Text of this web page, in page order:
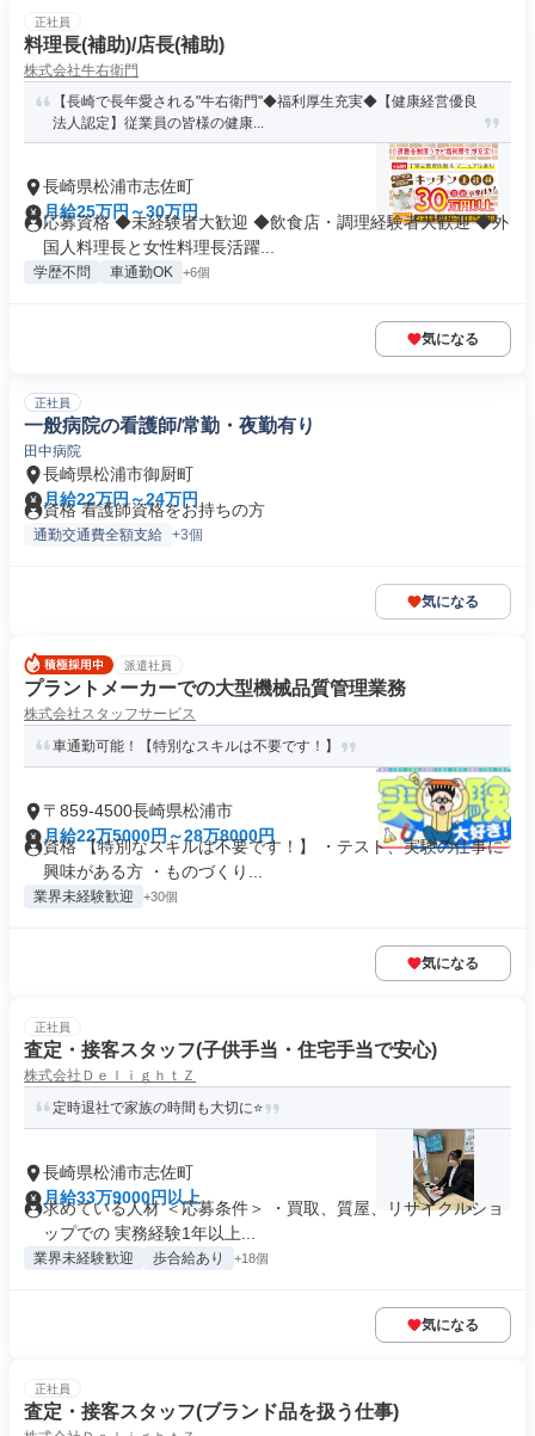
正社員
料理長(補助)/店長(補助)
株式会社牛右衛門
【長崎で長年愛される"牛右衛門"◆福利厚生充実◆【健康経営優良
法人認定】従業員の皆様の健康...
長崎県松浦市志佐町
月給25万円～30万円
応募資格 ◆未経験者大歓迎 ◆飲食店・調理経験者大歓迎 ◆外
国人料理長と女性料理長活躍...
学歴不問 車通勤OK +6個
気になる
正社員
一般病院の看護師/常勤・夜勤有り
田中病院
長崎県松浦市御厨町
月給22万円～24万円
資格 看護師資格をお持ちの方
通勤交通費全額支給 +3個
気になる
派遣社員
プラントメーカーでの大型機械品質管理業務
株式会社スタッフサービス
車通勤可能！【特別なスキルは不要です！】
〒859-4500長崎県松浦市
月給22万5000円～28万8000円
資格 【特別なスキルは不要です！】 ・テスト、実験の仕事に
興味がある方 ・ものづくり...
業界未経験歓迎 +30個
気になる
正社員
査定・接客スタッフ(子供手当・住宅手当で安心)
株式会社ＤｅｌｉｇｈｔＺ
定時退社で家族の時間も大切に⭐
長崎県松浦市志佐町
月給33万9000円以上
求めている人材 ＜応募条件＞ ・買取、質屋、リサイクルショ
ップでの 実務経験1年以上...
業界未経験歓迎 歩合給あり +18個
気になる
正社員
査定・接客スタッフ(ブランド品を扱う仕事)